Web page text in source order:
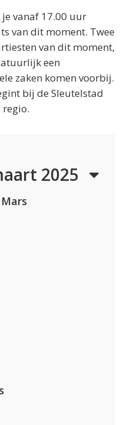
vanaf 17.00 uur
van dit moment. Twee
van dit moment,
een
zaken komen voorbij.
bij de Sleutelstad
regio.
2025